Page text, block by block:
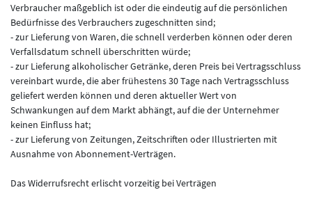
Verbraucher maßgeblich ist oder die eindeutig auf die persönlichen
Bedürfnisse des Verbrauchers zugeschnitten sind;
- zur Lieferung von Waren, die schnell verderben können oder deren
Verfallsdatum schnell überschritten würde;
- zur Lieferung alkoholischer Getränke, deren Preis bei Vertragsschluss
vereinbart wurde, die aber frühestens 30 Tage nach Vertragsschluss
geliefert werden können und deren aktueller Wert von
Schwankungen auf dem Markt abhängt, auf die der Unternehmer
keinen Einfluss hat;
- zur Lieferung von Zeitungen, Zeitschriften oder Illustrierten mit
Ausnahme von Abonnement-Verträgen.
Das Widerrufsrecht erlischt vorzeitig bei Verträgen